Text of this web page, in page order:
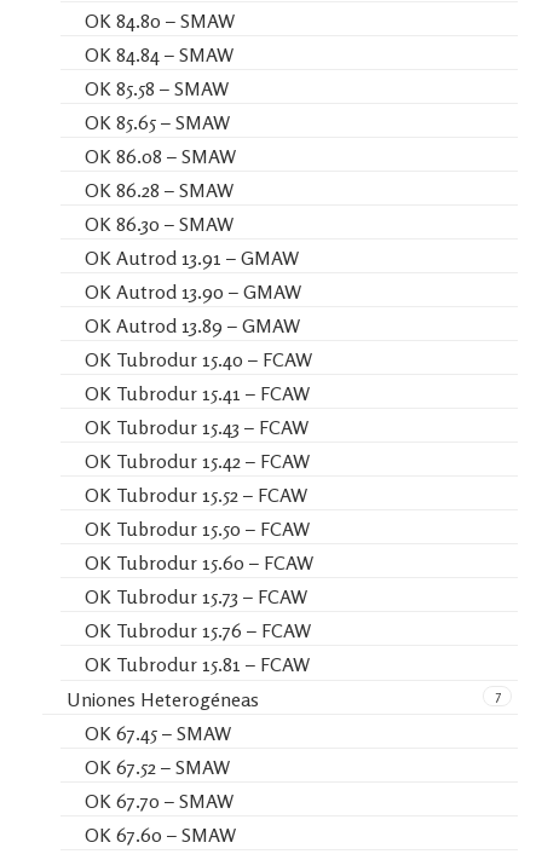
OK 84.80 – SMAW
OK 84.84 – SMAW
OK 85.58 – SMAW
OK 85.65 – SMAW
OK 86.08 – SMAW
OK 86.28 – SMAW
OK 86.30 – SMAW
OK Autrod 13.91 – GMAW
OK Autrod 13.90 – GMAW
OK Autrod 13.89 – GMAW
OK Tubrodur 15.40 – FCAW
OK Tubrodur 15.41 – FCAW
OK Tubrodur 15.43 – FCAW
OK Tubrodur 15.42 – FCAW
OK Tubrodur 15.52 – FCAW
OK Tubrodur 15.50 – FCAW
OK Tubrodur 15.60 – FCAW
OK Tubrodur 15.73 – FCAW
OK Tubrodur 15.76 – FCAW
OK Tubrodur 15.81 – FCAW
7
Uniones Heterogéneas
OK 67.45 – SMAW
OK 67.52 – SMAW
OK 67.70 – SMAW
OK 67.60 – SMAW